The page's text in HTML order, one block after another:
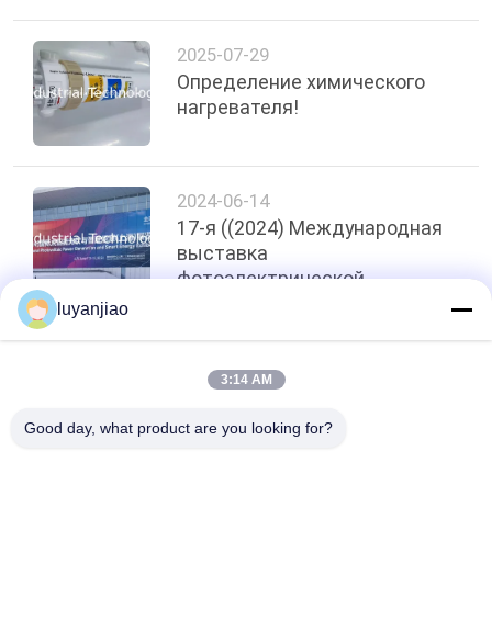
2025-07-29
Определение химического
нагревателя!
2024-06-14
17-я ((2024) Международная
выставка
фотоэлектрической
Топ
luyanjiao
3:14 AM
Good day, what product are you looking for?